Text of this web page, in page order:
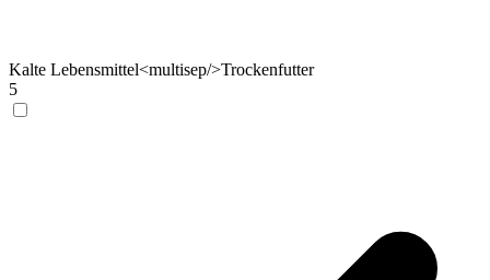
Kalte Lebensmittel<multisep/>Trockenfutter
5